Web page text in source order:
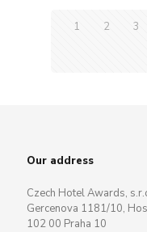
1 2 3
Our address
Czech Hotel Awards,
Gercenova 1181/10,
102 00 Praha 10